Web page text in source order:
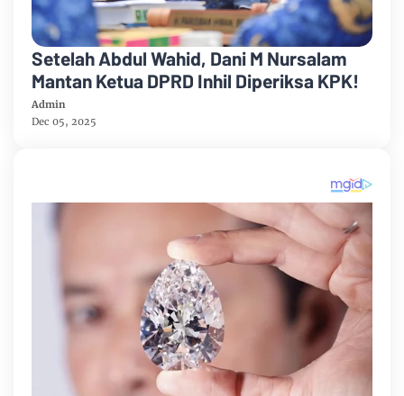
Setelah Abdul Wahid, Dani M Nursalam
Mantan Ketua DPRD Inhil Diperiksa KPK!
Admin
Dec 05, 2025